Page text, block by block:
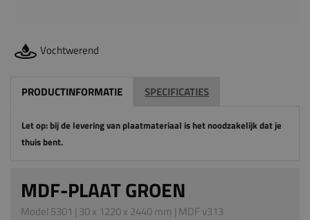
Vochtwerend
PRODUCTINFORMATIE SPECIFICATIES
Let op: bij de levering van plaatmateriaal is het noodzakelijk dat je
thuis bent.
MDF-PLAAT GROEN
Model 5301 | 30 x 1220 x 2440 mm | MDF v313